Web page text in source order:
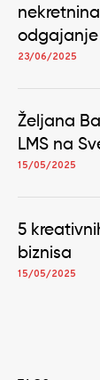
odgajanje
23/06/2025
Željana
LMS na
15/05/2025
5
biznisa
15/05/2025